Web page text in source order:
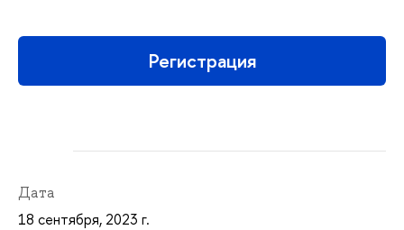
Регистрация
Дата
18 сентября, 2023 г.